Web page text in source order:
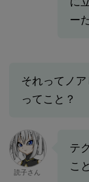
ー
それってノ
ってこと？
読子さん
テ
こ